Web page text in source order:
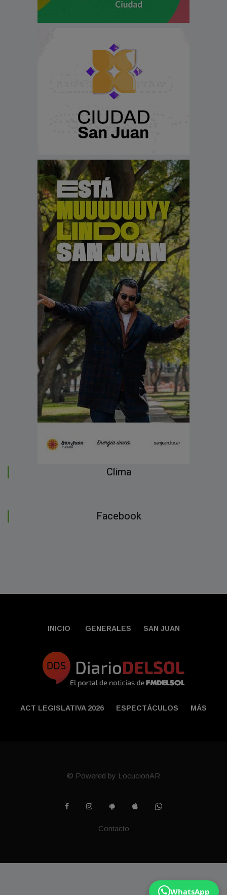
Clima
Facebook
WhatsApp
INICIO GENERALES SAN JUAN
ACT LEGISLATIVA 2026 ESPECTÁCULOS MÁS
© Powered by LocucionAR
Contacto